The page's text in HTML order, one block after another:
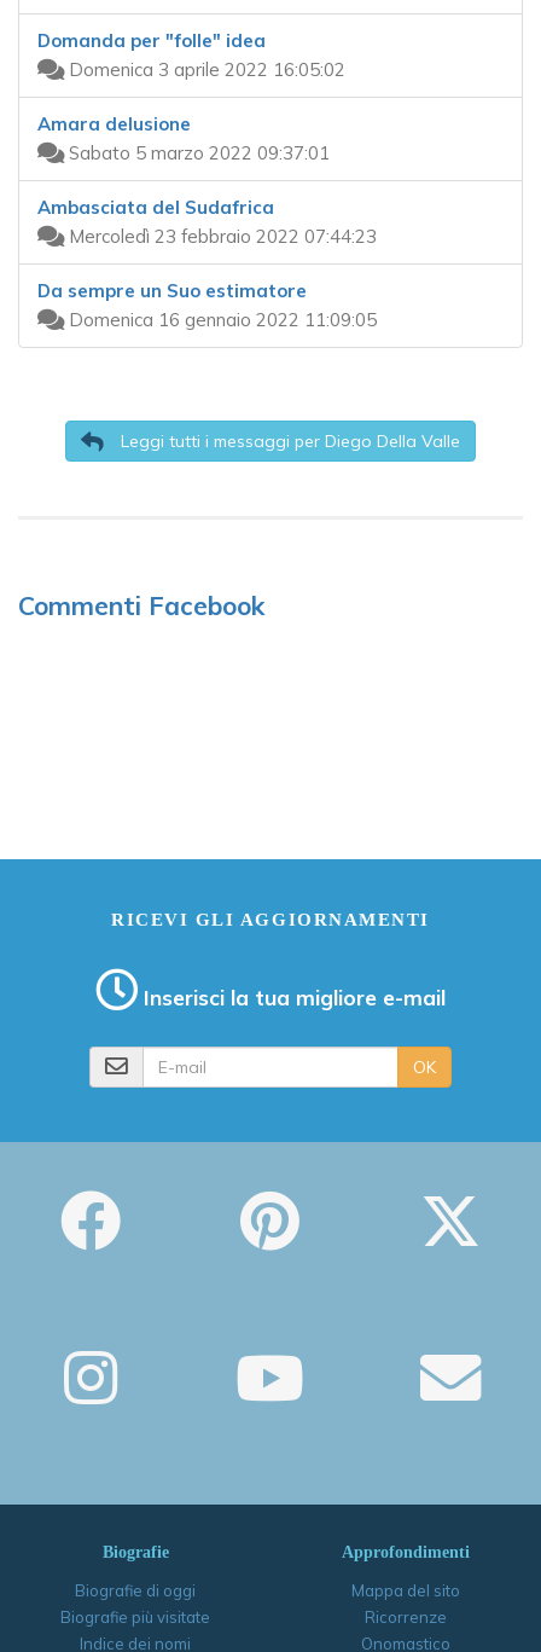
Domanda per "folle" idea
Domenica 3 aprile 2022 16:05:02
Amara delusione
Sabato 5 marzo 2022 09:37:01
Ambasciata del Sudafrica
Mercoledì 23 febbraio 2022 07:44:23
Da sempre un Suo estimatore
Domenica 16 gennaio 2022 11:09:05
Leggi tutti i messaggi per Diego Della Valle
Commenti Facebook
RICEVI GLI AGGIORNAMENTI
Inserisci la tua migliore e-mail
OK
Biografie
Biografie di oggi
Biografie più visitate
Indice dei nomi
Approfondimenti
Mappa del sito
Ricorrenze
Onomastico